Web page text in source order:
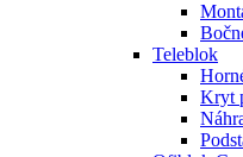
Teleblok
Kryt